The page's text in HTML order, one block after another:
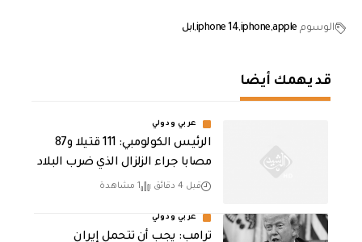
الوسوم apple
iphone
iphone 14ابل
قد يهمك أيضا
عربي ودولي
الرئيس الكولومبي: 111 قتيلا و87
مصابا جراء الزلزال الذي ضرب البلاد
قبل 4 دقائق 1 مشاهدة
عربي ودولي
ترامب: يجب أن تتحمل إيران